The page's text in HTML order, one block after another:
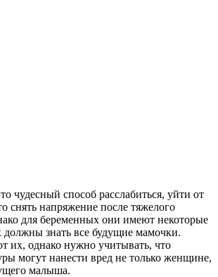
чудесный способ расслабиться, уйти от
снять напряжение после тяжелого
для беременных они имеют некоторые
знать все будущие мамочки.
их, однако нужно учитывать, что
могут нанести вред не только женщине,
малыша.